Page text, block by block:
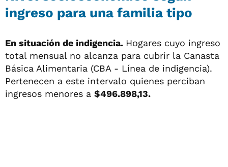
ingreso para una familia tipo
En situación de indigencia. Hogares cuyo ingreso
total mensual no alcanza para cubrir la Canasta
Básica Alimentaria (CBA - Línea de indigencia).
Pertenecen a este intervalo quienes perciban
ingresos menores a $496.898,13.